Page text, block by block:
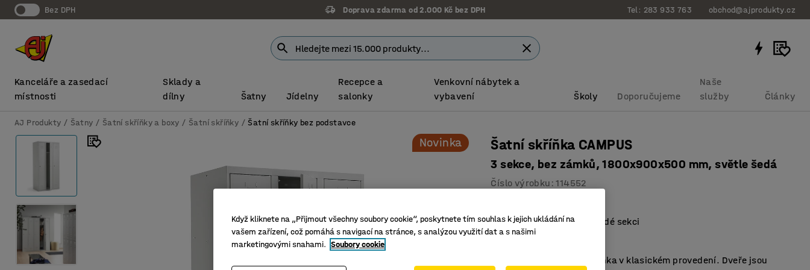
bez DPH Doprava zdarma od 2.000 Kč bez DPH Tel: 283 933 763 obchod@ajprodukty.cz
Kanceláře a zasedací
místnosti
Sklady a
dílny
Šatny Jídelny
Recepce a
salonky
Venkovní nábytek a
vybavení
Školy Doporučujeme
Naše
služby
Články
AJ Produkty Šatny Šatní skříňky a boxy Šatní skříňky Šatní skříňky bez podstavce
Novinka Šatní skříňka CAMPUS
3 sekce, bez zámků, 1800x900x500 mm, světle šedá
Číslo výrobku :114552
Polička a šatní tyč v každé sekci
Integrovaný sokl
Vysoce kvalitní šatní skříňka v klasickém provedení. Dveře jsou
Když kliknete na „Přijmout všechny soubory cookie“, poskytnete tím souhlas k jejich ukládání na
vašem zařízení, což pomáhá s navigací na stránce, s analýzou využití dat a s našimi
marketingovými snahami. Soubory cookie